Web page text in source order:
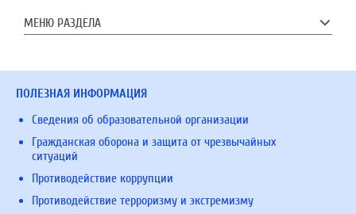
МЕНЮ РАЗДЕЛА
ПОЛЕЗНАЯ ИНФОРМАЦИЯ
Сведения об образовательной организации
Гражданская оборона и защита от чрезвычайных
ситуаций
Противодействие коррупции
Противодействие терроризму и экстремизму